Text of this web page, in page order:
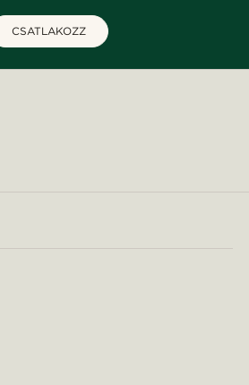
CSATLAKOZZ